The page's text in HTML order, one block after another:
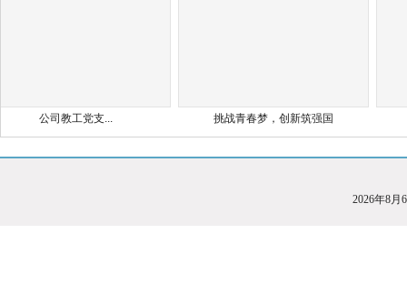
公司教工党支... 挑战青春梦，创新筑强国
2026年8